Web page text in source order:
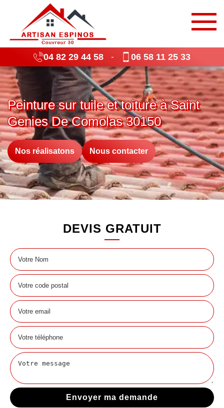
04 82 29 44 58 - 06 58 11 25 33
Peinture sur tuile et toiture à Saint
Genies De Comolas 30150
Nos réalisatons Nous contacter
DEVIS GRATUIT